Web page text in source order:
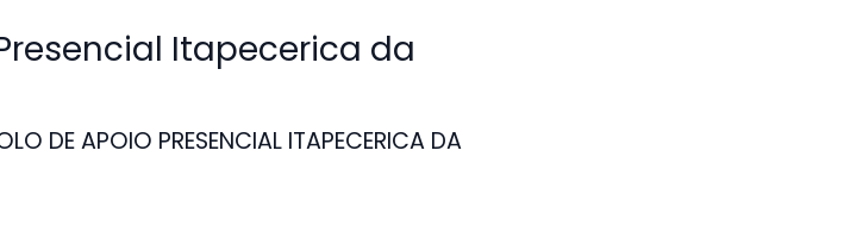
Itapecerica da
DE APOIO PRESENCIAL ITAPECERICA DA